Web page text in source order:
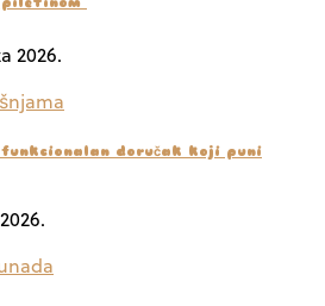
2026.
funkcionalan doručak koji puni